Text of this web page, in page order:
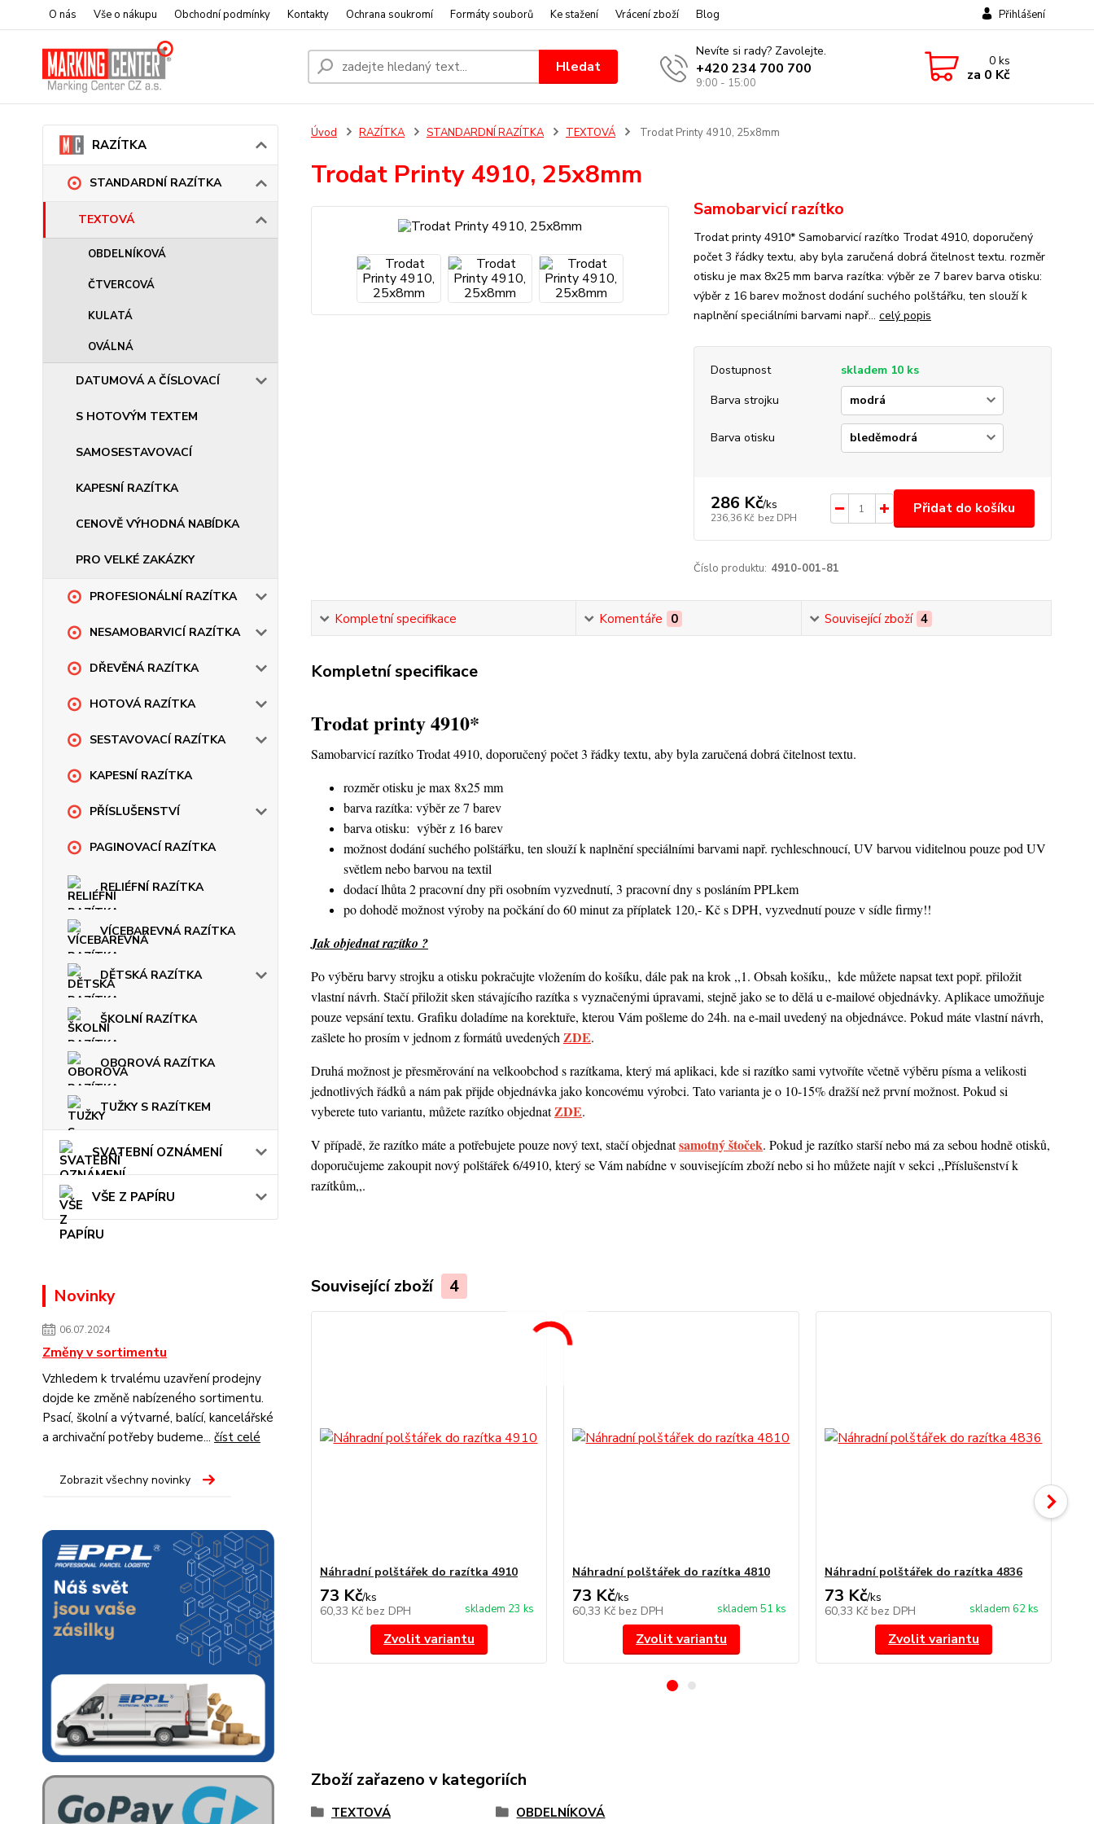
O nás Vše o nákupu Obchodní podmínky Kontakty Ochrana soukromí Formáty souborů Ke stažení Vrácení zboží Blog Přihlášení
Hledat
Nevíte si rady? Zavolejte.
+420 234 700 700
9:00 - 15:00
0ks
za 0 Kč
RAZÍTKA
STANDARDNÍ RAZÍTKA
TEXTOVÁ
OBDELNÍKOVÁ
ČTVERCOVÁ
KULATÁ
OVÁLNÁ
DATUMOVÁ A ČÍSLOVACÍ
S HOTOVÝM TEXTEM
SAMOSESTAVOVACÍ
KAPESNÍ RAZÍTKA
CENOVĚ VÝHODNÁ NABÍDKA
PRO VELKÉ ZAKÁZKY
PROFESIONÁLNÍ RAZÍTKA
NESAMOBARVICÍ RAZÍTKA
DŘEVĚNÁ RAZÍTKA
HOTOVÁ RAZÍTKA
SESTAVOVACÍ RAZÍTKA
KAPESNÍ RAZÍTKA
PŘÍSLUŠENSTVÍ
PAGINOVACÍ RAZÍTKA
RELIÉFNÍ RAZÍTKA
VÍCEBAREVNÁ RAZÍTKA
DĚTSKÁ RAZÍTKA
ŠKOLNÍ RAZÍTKA
OBOROVÁ RAZÍTKA
TUŽKY S RAZÍTKEM
SVATEBNÍ OZNÁMENÍ
VŠE Z PAPÍRU
Novinky
06.07.2024
Změny v sortimentu
Vzhledem k trvalému uzavření prodejny
dojde ke změně nabízeného sortimentu.
Psací, školní a výtvarné, balící, kancelářské
a archivační potřeby budeme... číst celé
Zobrazit všechny novinky
Úvod RAZÍTKA STANDARDNÍ RAZÍTKA TEXTOVÁ Trodat Printy 4910, 25x8mm
Trodat Printy 4910, 25x8mm
Samobarvicí razítko
Trodat printy 4910* Samobarvicí razítko Trodat 4910, doporučený
počet 3 řádky textu, aby byla zaručená dobrá čitelnost textu. rozměr
otisku je max 8x25 mm barva razítka: výběr ze 7 barev barva otisku:
výběr z 16 barev možnost dodání suchého polštářku, ten slouží k
naplnění speciálními barvami např... celý popis
Dostupnost
skladem 10 ks
Barva strojku
Barva otisku
286 Kč/ks
236,36 Kč bez DPH
Přidat do košíku
Číslo produktu: 4910-001-81
Kompletní specifikace Komentáře 0 Související zboží 4
Kompletní specifikace
Trodat printy 4910*
Samobarvicí razítko Trodat 4910, doporučený počet 3 řádky textu, aby byla zaručená dobrá čitelnost textu.
rozměr otisku je max 8x25 mm
barva razítka: výběr ze 7 barev
barva otisku: výběr z 16 barev
možnost dodání suchého polštářku, ten slouží k naplnění speciálními barvami např. rychleschnoucí, UV barvou viditelnou pouze pod UV
světlem nebo barvou na textil
dodací lhůta 2 pracovní dny při osobním vyzvednutí, 3 pracovní dny s posláním PPLkem
po dohodě možnost výroby na počkání do 60 minut za příplatek 120,- Kč s DPH, vyzvednutí pouze v sídle firmy!!
Jak objednat razítko ?
Po výběru barvy strojku a otisku pokračujte vložením do košíku, dále pak na krok ,,1. Obsah košíku,, kde můžete napsat text popř. přiložit
vlastní návrh. Stačí přiložit sken stávajícího razítka s vyznačenými úpravami, stejně jako se to dělá u e-mailové objednávky. Aplikace umožňuje
pouze vepsání textu. Grafiku doladíme na korektuře, kterou Vám pošleme do 24h. na e-mail uvedený na objednávce. Pokud máte vlastní návrh,
zašlete ho prosím v jednom z formátů uvedených ZDE.
Druhá možnost je přesměrování na velkoobchod s razítkama, který má aplikaci, kde si razítko sami vytvoříte včetně výběru písma a velikosti
jednotlivých řádků a nám pak přijde objednávka jako koncovému výrobci. Tato varianta je o 10-15% dražší než první možnost. Pokud si
vyberete tuto variantu, můžete razítko objednatZDE.
V případě, že razítko máte a potřebujete pouze nový text, stačí objednatsamotný štoček. Pokud je razítko starší nebo má za sebou hodně otisků,
doporučujeme zakoupit nový polštářek 6/4910, který se Vám nabídne v souvisejícím zboží nebo si ho můžete najít v sekci ,,Příslušenství k
razítkům,,.
Související zboží 4
Náhradní polštářek do razítka 4910
73 Kč/ks
60,33 Kč bez DPH skladem 23 ks
Zvolit variantu
Náhradní polštářek do razítka 4810
73 Kč/ks
60,33 Kč bez DPH skladem 51 ks
Zvolit variantu
Náhradní polštářek do razítka 4836
73 Kč/ks
60,33 Kč bez DPH skladem 62 ks
Zvolit variantu
Zboží zařazeno v kategoriích
TEXTOVÁ OBDELNÍKOVÁ